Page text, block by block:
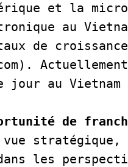
et la
au
de croissance
jour au
de
vue
les